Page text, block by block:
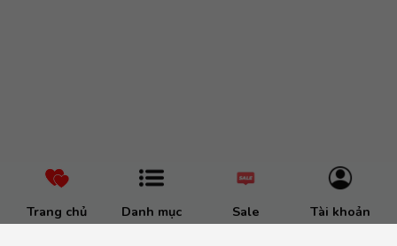
Trang chủ Danh mục Sale Tài khoản